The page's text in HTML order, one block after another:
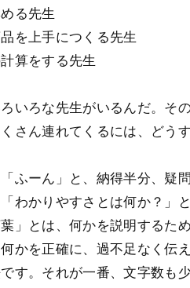
る先生
を上手につくる先生
算をする先生
いろな先生がいるんだ。その
くさん連れてくるには、どう
ふーん」と、納得半分、疑
わかりやすさとは何か？」
」とは、何かを説明するた
かを正確に、過不足なく伝
す。それが一番、文字数も